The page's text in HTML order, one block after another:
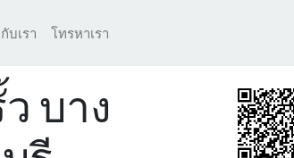
บเรา โทรหาเรา
บาง